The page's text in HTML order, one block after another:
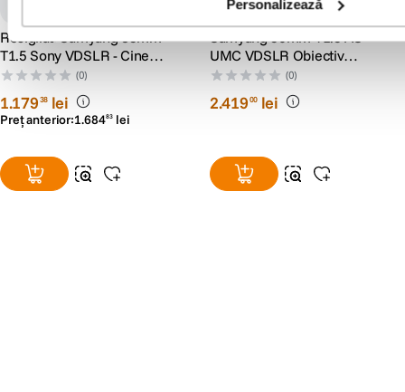
Personalizează
Resigilat: Samyang 85mm
T1.5 Sony VDSLR - Cine
Lens - RS125005932-1
(0)
1.17938 lei
Preț anterior:1.68483 lei
Samyang 50mm T1.5 AS
UMC VDSLR Obiectiv
Cinematic Sony A
(0)
2.41900 lei